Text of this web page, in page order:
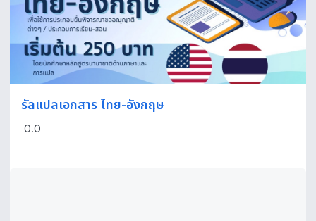
รัลแปลเอกสาร ไทย-อังกฤษ
0.0